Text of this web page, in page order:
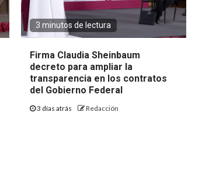
3 minutos de lectura
Firma Claudia Sheinbaum
decreto para ampliar la
transparencia en los contratos
del Gobierno Federal
3 días atrás Redacción